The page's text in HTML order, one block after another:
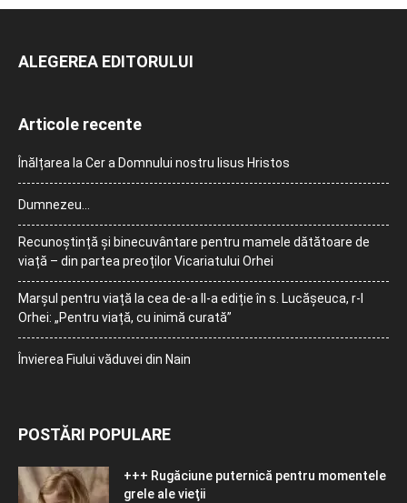
ALEGEREA EDITORULUI
Articole recente
Înălțarea la Cer a Domnului nostru Iisus Hristos
Dumnezeu…
Recunoștință și binecuvântare pentru mamele dătătoare de
viață – din partea preoților Vicariatului Orhei
Marșul pentru viață la cea de-a II-a ediție în s. Lucășeuca, r-l
Orhei: „Pentru viață, cu inimă curată”
Învierea Fiului văduvei din Nain
POSTĂRI POPULARE
+++ Rugăciune puternică pentru momentele
grele ale vieţii